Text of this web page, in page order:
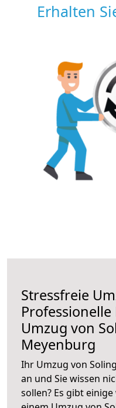
Erhalten
Stressfreie
Umzug von
Meyenburg
Ihr Umzug von
an und Sie wissen
sollen? Es gibt